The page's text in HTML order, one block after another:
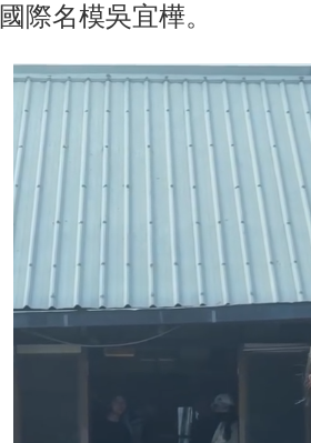
際名模吳宜樺。